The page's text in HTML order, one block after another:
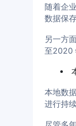
随着企
数据保
另一方
至2020
本地数
进行持